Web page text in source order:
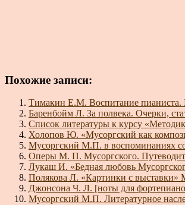
Похожие записи:
Тимакин Е.М. Воспитание пианиста.
Баренбойм Л. За полвека. Очерки,
Список литературы к курсу
Холопов Ю. «Мусоргский как
Мусоргский М.П. в воспоминаниях
Оперы М. П. Мусоргского.
Лукаш И. «Бедная любовь
Полякова Л. «Картинки с выставки»
Джонсона Ч. Л. [ноты для
Мусоргский М.П. Литературное